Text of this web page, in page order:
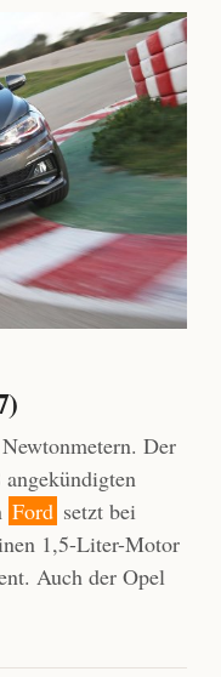
Der
Ford setzt bei
1,5-Liter-Motor
Auch der Opel